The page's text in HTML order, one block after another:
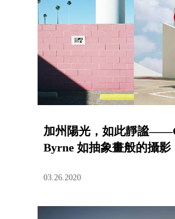
加州陽光，如此靜謐
Byrne 如抽象畫般的攝影
03.26.2020